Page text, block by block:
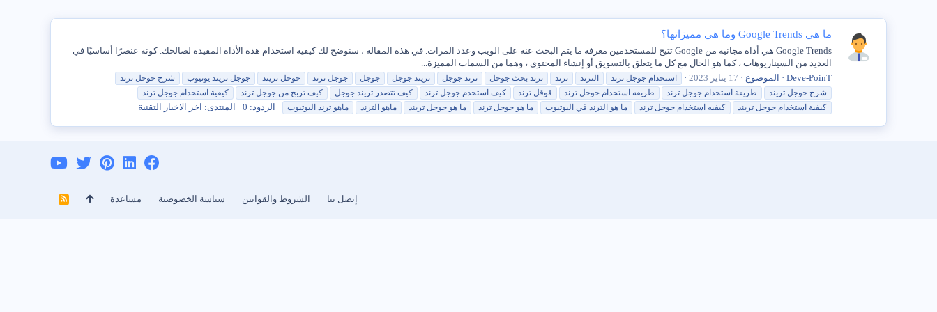
ما هي Google Trends وما هي مميزاتها؟
Google Trends هي أداة مجانية من Google تتيح للمستخدمين معرفة ما يتم البحث عنه على الويب وعدد المرات. في هذه المقالة ، سنوضح لك كيفية استخدام هذه الأداة المفيدة لصالحك. كونه عنصرًا أساسيًا في
العديد من السيناريوهات ، كما هو الحال مع كل ما يتعلق بالتسويق أو إنشاء المحتوى ، وهما من السمات المميزة...
Deve-PoinT
الموضوع 17 يناير 2023 استخدام جوجل ترند الترند ترند ترند بحث جوجل ترند جوجل تريند جوجل جوجل جوجل ترند جوجل تريند جوجل تريند يوتيوب شرح جوجل ترند
شرح جوجل تريند طريقة استخدام جوجل ترند طريقه استخدام جوجل ترند قوقل ترند كيف استخدم جوجل ترند كيف تتصدر تريند جوجل كيف تربح من جوجل ترند كيفية استخدام جوجل ترند
كيفية استخدام جوجل تريند كيفيه استخدام جوجل ترند ما هو الترند في اليوتيوب ما هو جوجل ترند ما هو جوجل تريند ماهو الترند ماهو ترند اليوتيوب الردود: 0 المنتدى: اخر الاخبار التقنية
إتصل بنا الشروط والقوانين سياسة الخصوصية مساعدة
R